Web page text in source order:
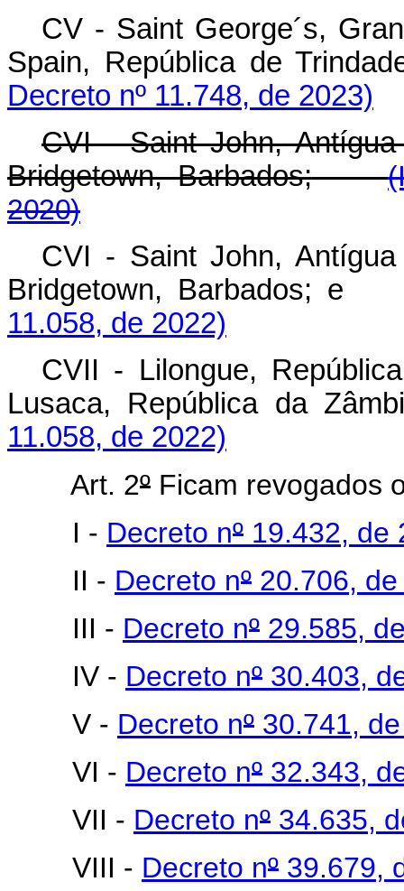
CV - Saint George´s,
Spain, República de
Decreto nº 11.748, de 2023)
CVI - Saint John,
Bridgetown, Barbados;
2020)
CVI - Saint John,
Bridgetown,
11.058, de 2022)
CVII - Lilongue,
Lusaca, República da
11.058, de 2022)
Art. 2º Ficam revogados
I - Decreto nº 19.432, de
II - Decreto nº 20.706,
III - Decreto nº 29.585,
IV - Decreto nº 30.403,
V - Decreto nº 30.741,
VI - Decreto nº 32.343,
VII - Decreto nº 34.635,
VIII - Decreto nº 39.679,